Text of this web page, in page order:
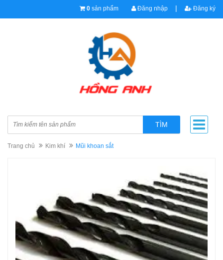
0 sản phẩm Đăng nhập | Đăng ký
TÌM
Trang chủ Kim khí Mũi khoan sắt